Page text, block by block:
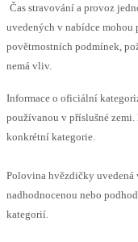
Čas stravování a provoz
uvedených v nabídce mohou
povětrnostních podmínek,
nemá vliv.
Informace o oficiální
používanou v příslušné
konkrétní kategorie.
Polovina hvězdičky uvedená
nadhodnocenou nebo
kategorií.